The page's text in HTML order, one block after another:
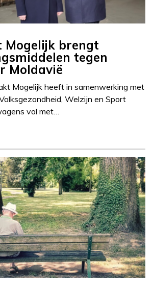
Mogelijk brengt
tegen
Moldavië
Mogelijk heeft in samenwerking met
Welzijn en Sport
vol met…